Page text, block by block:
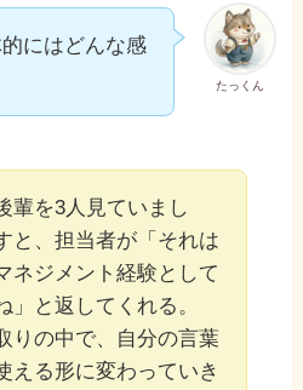
たっくん
にはどんな感
輩を3人見ていまし
と、担当者が「それは
ネジメント経験として
」と返してくれる。
りの中で、自分の言葉
える形に変わっていき